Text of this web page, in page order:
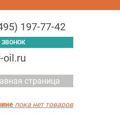
страница
197-77-42
ЗВОНОК
oil.ru
пока нет товаров